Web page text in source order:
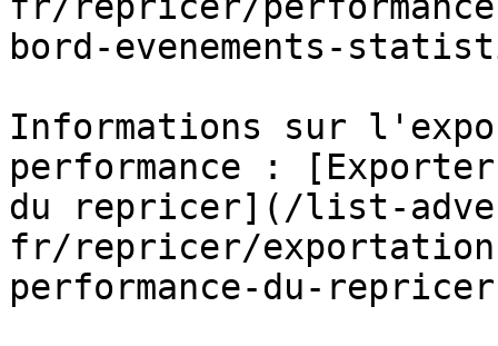
bord-evenements-
Informations sur
performance :
du repricer](/list-
fr/repricer/exportation-
performance-du-